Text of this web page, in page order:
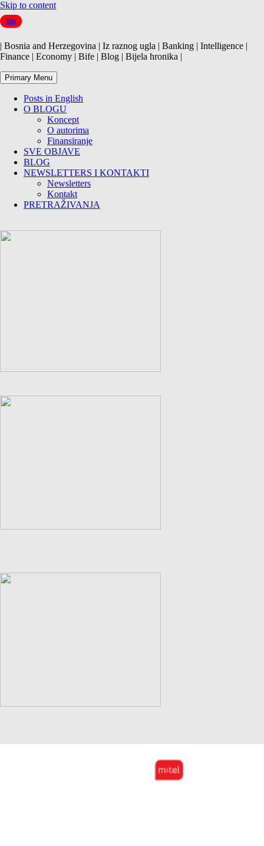
Skip to content
Bife
| Bosnia and Herzegovina | Iz raznog ugla | Banking | Intelligence |
Finance | Economy | Bife | Blog | Bijela hronika |
Primary Menu
Posts in English
O BLOGU
Koncept
O autorima
Finansiranje
SVE OBJAVE
BLOG
NEWSLETTERS I KONTAKTI
Newsletters
Kontakt
PRETRAŽIVANJA